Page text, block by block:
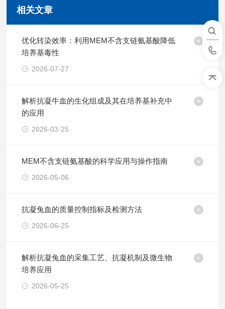
相关文章
优化转染效率：利用MEM不含支链氨基酸降低
培养基毒性
2026-07-27
解析抗凝牛血的生化组成及其在培养基补充中
的应用
2026-03-25
MEM不含支链氨基酸的科学应用与操作指南
2026-05-06
抗凝兔血的质量控制指标及检测方法
2026-06-25
解析抗凝兔血的采集工艺、抗凝机制及微生物
培养应用
2026-05-25